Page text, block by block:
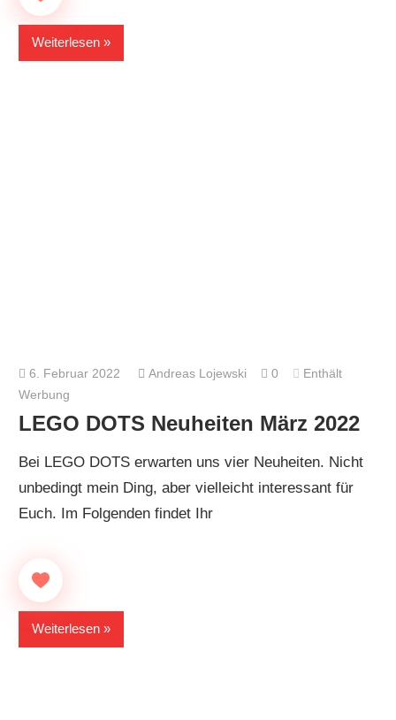
Weiterlesen
6. Februar 2022 Andreas Lojewski 0
Enthält
Werbung
LEGO DOTS Neuheiten März 2022
Bei LEGO DOTS erwarten uns vier Neuheiten. Nicht
unbedingt mein Ding, aber vielleicht interessant für
Euch. Im Folgenden findet Ihr
Weiterlesen